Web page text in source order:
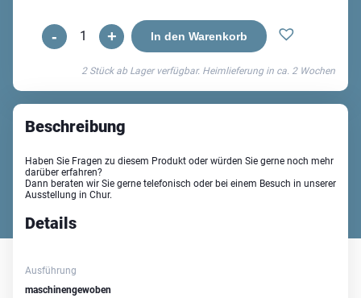
-
Siroc
Maschinenteppich
Menge
+ In den Warenkorb
2 Stück ab Lager verfügbar. Heimlieferung in ca. 2 Wochen
Beschreibung
Haben Sie Fragen zu diesem Produkt oder würden Sie gerne noch mehr
darüber erfahren?
Dann beraten wir Sie gerne telefonisch oder bei einem Besuch in unserer
Ausstellung in Chur.
Details
Ausführung
maschinengewoben